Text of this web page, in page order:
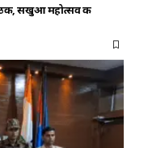
सखुआ महोत्सव की